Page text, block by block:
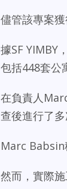
儘管該專案
據SF
包括448套公
在負責人
查後進行了多
Marc Babsin
然而，實際